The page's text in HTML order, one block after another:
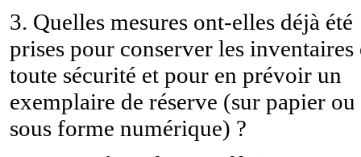
3. Quelles mesures ont-elles déjà été
prises pour conserver les inventaires
toute sécurité et pour en prévoir un
exemplaire de réserve (sur papier ou
sous forme numérique) ?